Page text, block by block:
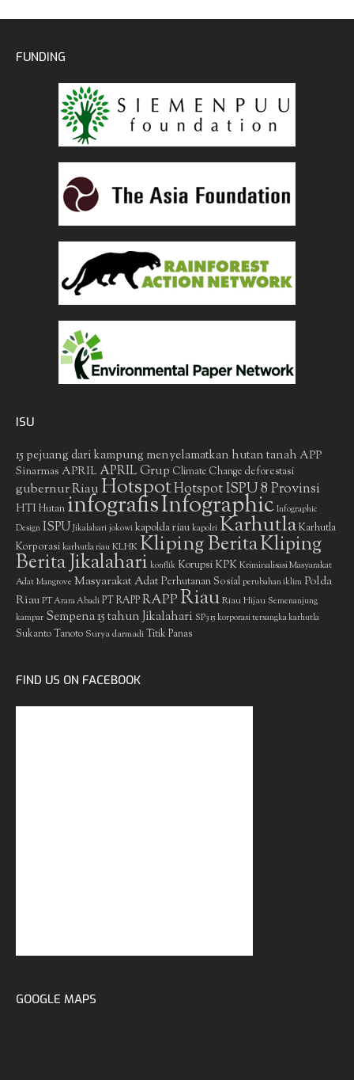
FUNDING
ISU
15 pejuang dari kampung menyelamatkan hutan tanah APP
Sinarmas APRIL APRIL Grup Climate Change deforestasi
gubernur RiauHotspotHotspot ISPU 8 Provinsi
HTIHutan infografisInfographic Infographic
Design ISPU Jikalahari jokowi kapolda riau kapolri KarhutlaKarhutla
Korporasikarhutla riauKLHKKliping BeritaKliping
Berita Jikalahari konflik Korupsi KPKKriminalisasi Masyarakat
Adat Mangrove Masyarakat AdatPerhutanan Sosial perubahan iklim Polda
Riau PT Arara Abadi PT RAPPRAPPRiauRiau Hijau Semenanjung
kampar Sempena 15 tahun Jikalahari SP3 15 korporasi tersangka karhutla
Sukanto Tanoto Surya darmadiTitik Panas
FIND US ON FACEBOOK
GOOGLE MAPS